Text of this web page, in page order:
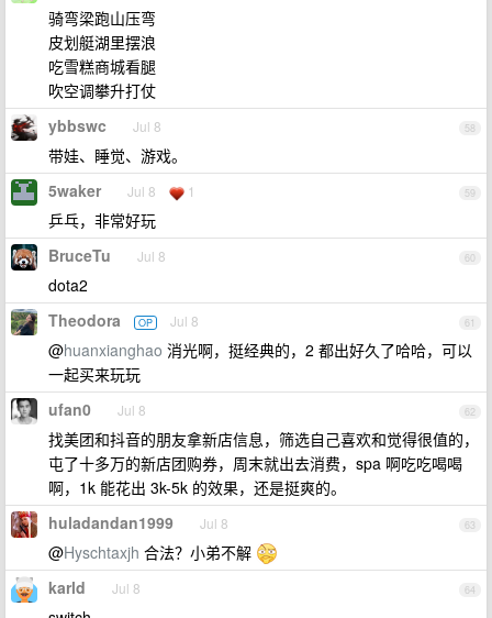
骑弯梁跑山压弯
皮划艇湖里摆浪
吃雪糕商城看腿
吹空调攀升打仗
58
ybbswc Jul 8
带娃、睡觉、游戏。
59
5waker Jul 8 1
乒乓，非常好玩
60
BruceTu Jul 8
dota2
61
Theodora OP Jul 8
@huanxianghao 消光啊，挺经典的，2 都出好久了哈哈，可以
一起买来玩玩
62
ufan0 Jul 8
找美团和抖音的朋友拿新店信息，筛选自己喜欢和觉得很值的，
屯了十多万的新店团购券，周末就出去消费，spa 啊吃吃喝喝
啊，1k 能花出 3k-5k 的效果，还是挺爽的。
63
huladandan1999 Jul 8
@Hyschtaxjh 合法？小弟不解
64
karld Jul 8